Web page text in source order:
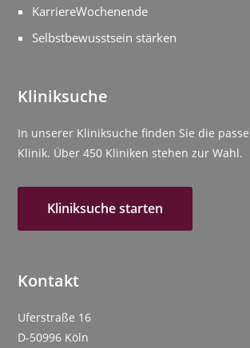
KarriereWochenende
Selbstbewusstsein stärken
Kliniksuche
In unserer Kliniksuche finden Sie die
Klinik. Über 450 Kliniken stehen zur Wahl.
Kliniksuche starten
Kontakt
Uferstraße 16
D-50996 Köln